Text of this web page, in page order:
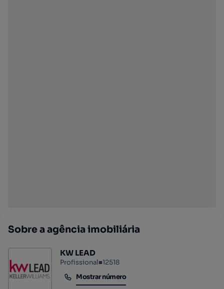
Sobre a agência imobiliária
KW LEAD
Profissional■12518
Mostrar número
Mostrar número